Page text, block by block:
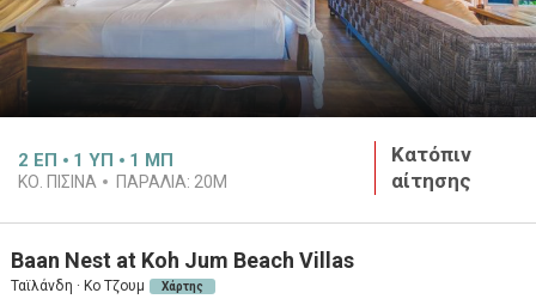
2 ΕΠ 1 ΥΠ 1 ΜΠ
ΚΟ. ΠΙΣΙΝΑ ΠΑΡΑΛΙΑ: 20M
Κατόπιν
αίτησης
Baan Nest at Koh Jum Beach Villas
Ταϊλάνδη · Κο Τζουμ Χάρτης